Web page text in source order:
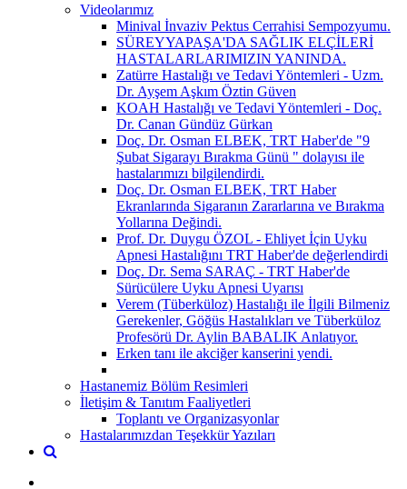
Videolarımız
Minival İnvaziv Pektus Cerrahisi Sempozyumu.
SÜREYYAPAŞA'DA SAĞLIK ELÇİLERİ
HASTALARLARIMIZIN YANINDA.
Zatürre Hastalığı ve Tedavi Yöntemleri - Uzm.
Dr. Ayşem Aşkım Öztin Güven
KOAH Hastalığı ve Tedavi Yöntemleri - Doç.
Dr. Canan Gündüz Gürkan
Doç. Dr. Osman ELBEK, TRT Haber'de "9
Şubat Sigarayı Bırakma Günü " dolayısı ile
hastalarımızı bilgilendirdi.
Doç. Dr. Osman ELBEK, TRT Haber
Ekranlarında Sigaranın Zararlarına ve Bırakma
Yollarına Değindi.
Prof. Dr. Duygu ÖZOL - Ehliyet İçin Uyku
Apnesi Hastalığını TRT Haber'de değerlendirdi
Doç. Dr. Sema SARAÇ - TRT Haber'de
Sürücülere Uyku Apnesi Uyarısı
Verem (Tüberküloz) Hastalığı ile İlgili Bilmeniz
Gerekenler, Göğüs Hastalıkları ve Tüberküloz
Profesörü Dr. Aylin BABALIK Anlatıyor.
Erken tanı ile akciğer kanserini yendi.
Hastanemiz Bölüm Resimleri
İletişim & Tanıtım Faaliyetleri
Toplantı ve Organizasyonlar
Hastalarımızdan Teşekkür Yazıları